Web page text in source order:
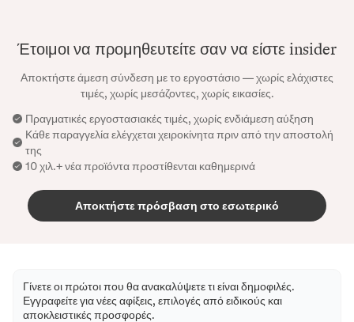
Έτοιμοι να προμηθευτείτε σαν να είστε insider
Αποκτήστε άμεση σύνδεση με το εργοστάσιο — χωρίς ελάχιστες
τιμές, χωρίς μεσάζοντες, χωρίς εικασίες.
Πραγματικές εργοστασιακές τιμές, χωρίς ενδιάμεση αύξηση
Κάθε παραγγελία ελέγχεται χειροκίνητα πριν από την αποστολή
της
10 χιλ.+ νέα προϊόντα προστίθενται καθημερινά
Αποκτήστε πρόσβαση στο εσωτερικό
Γίνετε οι πρώτοι που θα ανακαλύψετε τι είναι δημοφιλές.
Εγγραφείτε για νέες αφίξεις, επιλογές από ειδικούς και
αποκλειστικές προσφορές.